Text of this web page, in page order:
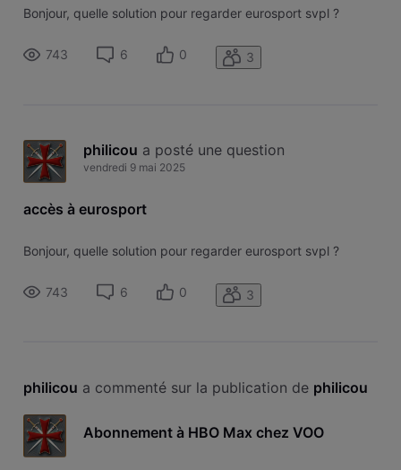
Bonjour, quelle solution pour regarder eurosport svpl ?
743 6 0 3
philicou a posté une question
vendredi 9 mai 2025
accès à eurosport
Bonjour, quelle solution pour regarder eurosport svpl ?
743 6 0 3
philicou a commenté sur la publication de philicou
Abonnement à HBO Max chez VOO